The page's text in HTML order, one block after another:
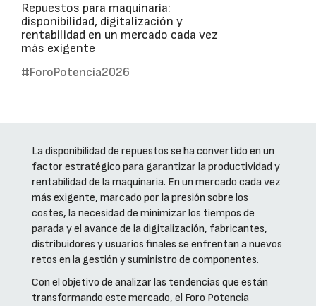
Repuestos para maquinaria:
disponibilidad, digitalización y
rentabilidad en un mercado cada vez
más exigente
#ForoPotencia2026
La disponibilidad de repuestos se ha convertido en un
factor estratégico para garantizar la productividad y
rentabilidad de la maquinaria. En un mercado cada vez
más exigente, marcado por la presión sobre los
costes, la necesidad de minimizar los tiempos de
parada y el avance de la digitalización, fabricantes,
distribuidores y usuarios finales se enfrentan a nuevos
retos en la gestión y suministro de componentes.
Con el objetivo de analizar las tendencias que están
transformando este mercado, el Foro Potencia